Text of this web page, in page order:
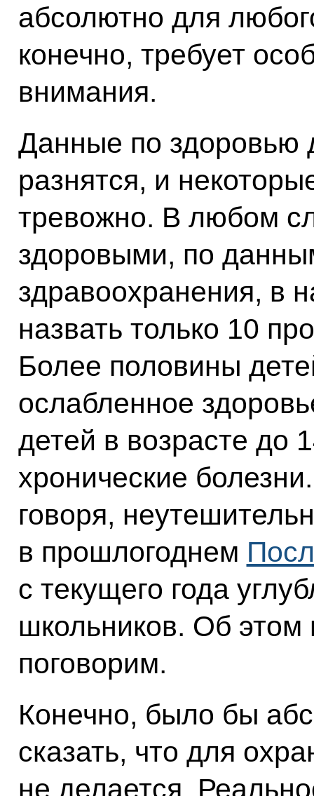
абсолютно для
конечно, требует
внимания.
Данные по здоровью
разнятся, и
тревожно. В любом
здоровыми, по
здравоохранения, в
назвать только 10
Более половины
ослабленное
детей в возрасте до
хронические
говоря,
в прошлогоднем
с текущего года
школьников. Об
поговорим.
Конечно, было бы
сказать, что для
не делается.